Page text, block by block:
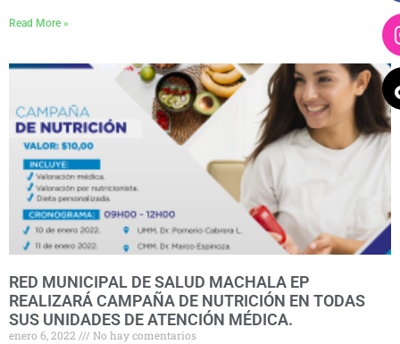
Read More »
RED MUNICIPAL DE SALUD MACHALA EP
REALIZARÁ CAMPAÑA DE NUTRICIÓN EN TODAS
SUS UNIDADES DE ATENCIÓN MÉDICA.
enero 6, 2022 No hay comentarios